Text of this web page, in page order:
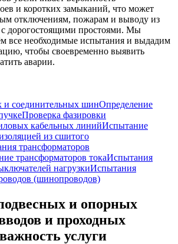
и коротких замыканий, что может
отключениям, пожарам и выводу из
с дорогостоящими простоями. Мы
все необходимые испытания и выдадим
чтобы своевременно выявить
аварии.
и соединительных шинОпределение
Проверка фазировки
кабельных линийИспытание
из сшитого
трансформаторов
трансформаторов токаИспытания
нагрузкиИспытания
(шинопроводов)
и опорных
и проходных
услуги